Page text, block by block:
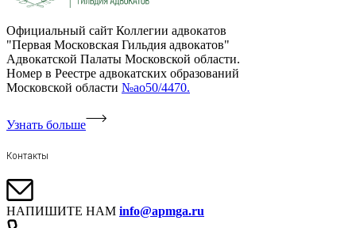
Официальный сайт Коллегии адвокатов
"Первая Московская Гильдия адвокатов"
Адвокатской Палаты Московской области.
Номер в Реестре адвокатских образований
Московской области №ао50/4470.
Узнать больше
Контакты
НАПИШИТЕ НАМ info@apmga.ru